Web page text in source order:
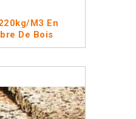
m3 En
De Bois